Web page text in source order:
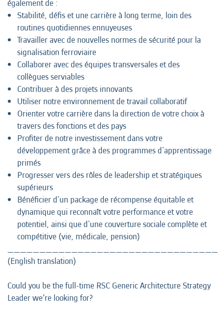
également de :
Stabilité, défis et une carrière à long terme, loin des
routines quotidiennes ennuyeuses
Travailler avec de nouvelles normes de sécurité pour la
signalisation ferroviaire
Collaborer avec des équipes transversales et des
collègues serviables
Contribuer à des projets innovants
Utiliser notre environnement de travail collaboratif
Orienter votre carrière dans la direction de votre choix à
travers des fonctions et des pays
Profiter de notre investissement dans votre
développement grâce à des programmes d'apprentissage
primés
Progresser vers des rôles de leadership et stratégiques
supérieurs
Bénéficier d'un package de récompense équitable et
dynamique qui reconnaît votre performance et votre
potentiel, ainsi que d'une couverture sociale complète et
compétitive (vie, médicale, pension)
_________________________________
(English translation)
Could you be the full-time RSC Generic Architecture Strategy
Leader we’re looking for?